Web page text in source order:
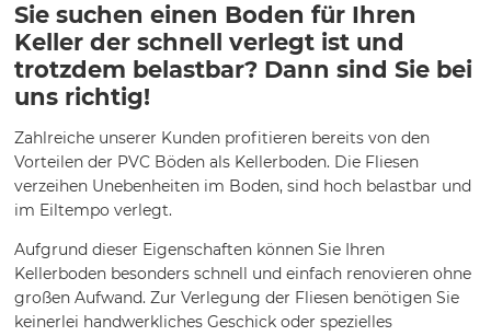
Sie suchen einen Boden für Ihren
Keller der schnell verlegt ist und
trotzdem belastbar? Dann sind Sie bei
uns richtig!
Zahlreiche unserer Kunden profitieren bereits von den
Vorteilen der PVC Böden als Kellerboden. Die Fliesen
verzeihen Unebenheiten im Boden, sind hoch belastbar und
im Eiltempo verlegt.
Aufgrund dieser Eigenschaften können Sie Ihren
Kellerboden besonders schnell und einfach renovieren ohne
großen Aufwand. Zur Verlegung der Fliesen benötigen Sie
keinerlei handwerkliches Geschick oder spezielles